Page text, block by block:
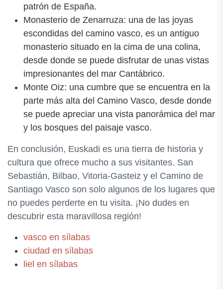
patrón de España.
Monasterio de Zenarruza: una de las joyas
escondidas del camino vasco, es un antiguo
monasterio situado en la cima de una colina,
desde donde se puede disfrutar de unas vistas
impresionantes del mar Cantábrico.
Monte Oiz: una cumbre que se encuentra en la
parte más alta del Camino Vasco, desde donde
se puede apreciar una vista panorámica del mar
y los bosques del paisaje vasco.
En conclusión, Euskadi es una tierra de historia y
cultura que ofrece mucho a sus visitantes. San
Sebastián, Bilbao, Vitoria-Gasteiz y el Camino de
Santiago Vasco son solo algunos de los lugares que
no puedes perderte en tu visita. ¡No dudes en
descubrir esta maravillosa región!
vasco en sílabas
ciudad en sílabas
liel en sílabas